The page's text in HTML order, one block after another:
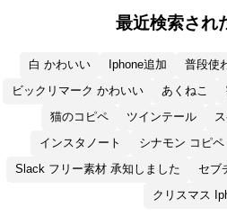
最近検索され
白 かわいい Iphone追加 普段使
ビックリマーク かわいい
あくねこ
猫のコピペ
ツインテール
インスタノート
シナモン コピペ
Slack フリー素材 承知しました
セブ
ク